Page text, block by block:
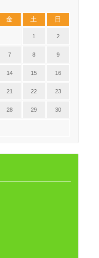
金 土 日
1 2
7 8 9
14 15 16
21 22 23
28 29 30